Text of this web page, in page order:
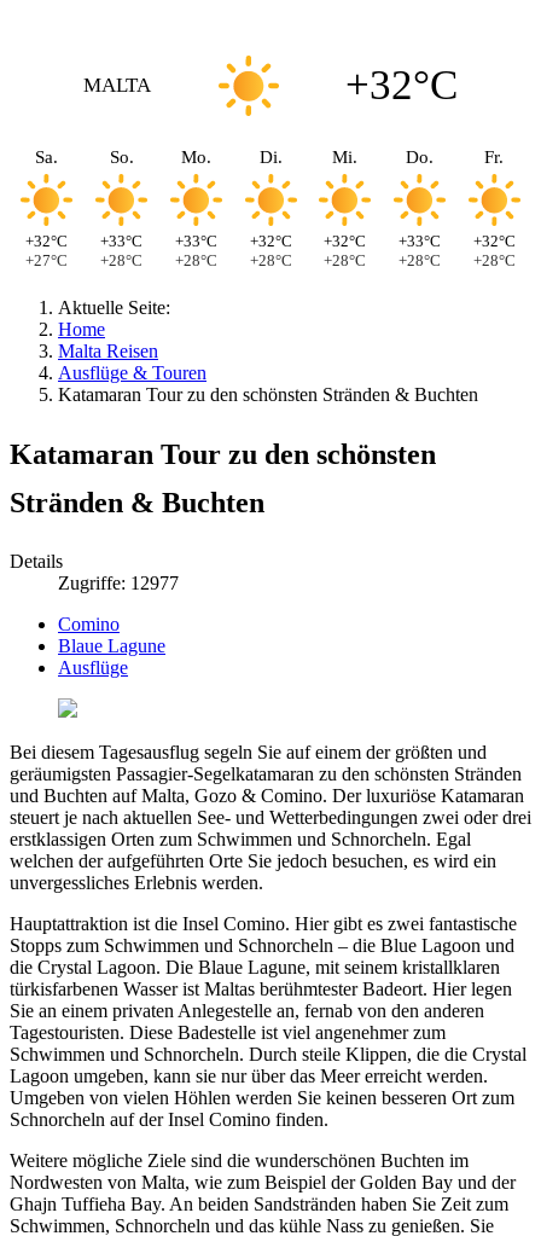
MALTA +32°C
Sa.
+32°C
+27°C
So.
+33°C
+28°C
Mo.
+33°C
+28°C
Di.
+32°C
+28°C
Mi.
+32°C
+28°C
Do.
+33°C
+28°C
Fr.
+32°C
+28°C
Aktuelle Seite:
Home
Malta Reisen
Ausflüge & Touren
Katamaran Tour zu den schönsten Stränden & Buchten
Katamaran Tour zu den schönsten
Stränden & Buchten
Details
Zugriffe: 12977
Comino
Blaue Lagune
Ausflüge
Bei diesem Tagesausflug segeln Sie auf einem der größten und
geräumigsten Passagier-Segelkatamaran zu den schönsten Stränden
und Buchten auf Malta, Gozo & Comino. Der luxuriöse Katamaran
steuert je nach aktuellen See- und Wetterbedingungen zwei oder drei
erstklassigen Orten zum Schwimmen und Schnorcheln. Egal
welchen der aufgeführten Orte Sie jedoch besuchen, es wird ein
unvergessliches Erlebnis werden.
Hauptattraktion ist die Insel Comino. Hier gibt es zwei fantastische
Stopps zum Schwimmen und Schnorcheln – die Blue Lagoon und
die Crystal Lagoon. Die Blaue Lagune, mit seinem kristallklaren
türkisfarbenen Wasser ist Maltas berühmtester Badeort. Hier legen
Sie an einem privaten Anlegestelle an, fernab von den anderen
Tagestouristen. Diese Badestelle ist viel angenehmer zum
Schwimmen und Schnorcheln. Durch steile Klippen, die die Crystal
Lagoon umgeben, kann sie nur über das Meer erreicht werden.
Umgeben von vielen Höhlen werden Sie keinen besseren Ort zum
Schnorcheln auf der Insel Comino finden.
Weitere mögliche Ziele sind die wunderschönen Buchten im
Nordwesten von Malta, wie zum Beispiel der Golden Bay und der
Ghajn Tuffieha Bay. An beiden Sandstränden haben Sie Zeit zum
Schwimmen, Schnorcheln und das kühle Nass zu genießen. Sie